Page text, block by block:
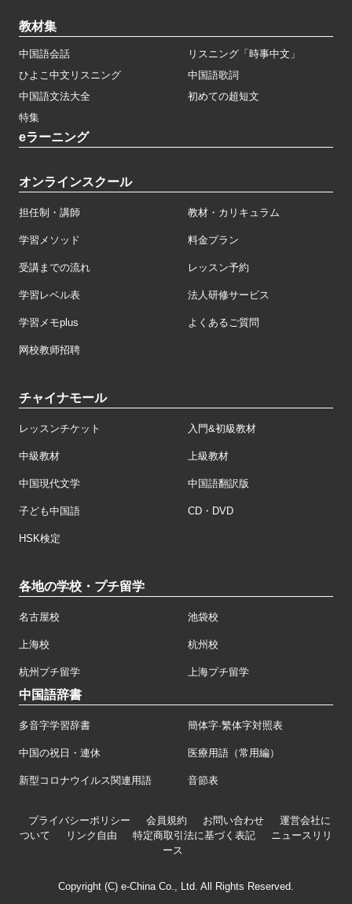
教材集
中国語会話
リスニング「時事中文」
ひよこ中文リスニング
中国語歌詞
中国語文法大全
初めての超短文
特集
eラーニング
オンラインスクール
担任制・講師 教材・カリキュラム
学習メソッド 料金プラン
受講までの流れ レッスン予約
学習レベル表 法人研修サービス
学習メモplus よくあるご質問
网校教师招聘
チャイナモール
レッスンチケット 入門&初級教材
中級教材 上級教材
中国現代文学 中国語翻訳版
子ども中国語 CD・DVD
HSK検定
各地の学校・プチ留学
名古屋校 池袋校
上海校 杭州校
杭州プチ留学 上海プチ留学
中国語辞書
多音字学習辞書 簡体字·繁体字対照表
中国の祝日・連休 医療用語（常用編）
新型コロナウイルス関連用語 音節表
プライバシーポリシー 会員規約 お問い合わせ
運営会社に
ついて
リンク自由 特定商取引法に基づく表記
ニュースリリ
ース
Copyright (C) e-China Co., Ltd. All Rights Reserved.